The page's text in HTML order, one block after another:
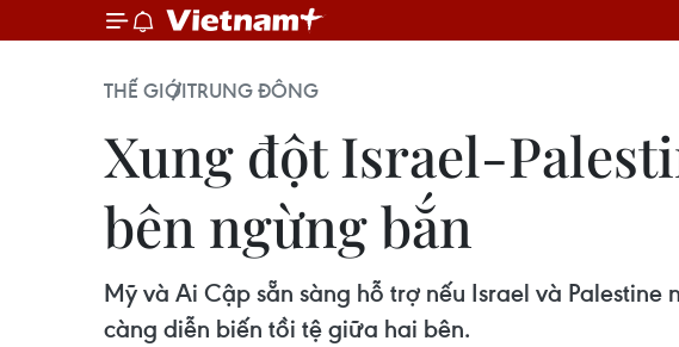
THẾ GIỚITRUNG ĐÔNG
Xung đột Israel-
bên ngừng bắn
Mỹ và Ai Cập sẵn sàng hỗ trợ nếu Israel và
càng diễn biến tồi tệ giữa hai bên.